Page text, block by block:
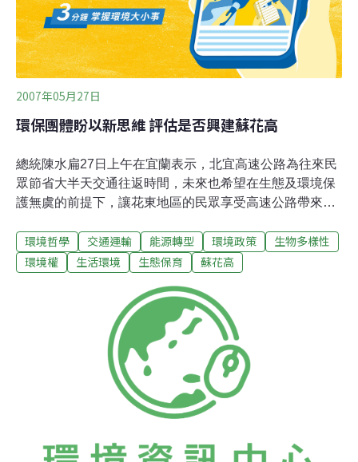
行呢？他們要蘇花高、他們要建設、他們也要生活 …很多
人說這是政客的操弄，為了各種的利益，挑撥著花蓮存續
的對立，我相信的確是這樣，但那些鄉親
2007年05月27日
環保團體盼以新思維 評估是否興建蘇花高
總統陳水扁27日上午在宜蘭表示，北宜高速公路為往來民
眾節省大半天交通往返時間，未來也希望在生態及環境保
護無虞的前提下，讓花東地區的民眾享受高速公路帶來的
陳總統27日的談話沒有脫離先前有關蘇花高應否興建的談
話內容，但他質疑，陳總統希望在「生態與環境保護前提
地部分民眾。何宗勳說，蘇花高已通過環評是事實，但那
是舊思維下通過的，北宜高也是在舊思維下通過環評並已
興建完成，除了交通便利及滿足少數人需求外，根本無法
兼顧生態、環保與地方永續發展，盼望政府以環保優先的
新思維審慎評估蘇花高興建問題，不要以經濟考量優先。
環境哲學 交通運輸 能源轉型 環境政策
生物多樣性
環境權
生活環境 生態保育 蘇花高